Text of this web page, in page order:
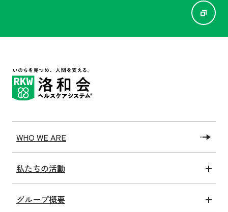
WHO WE ARE
私たちの活動
医療アクト
介護アクト
グループ概要